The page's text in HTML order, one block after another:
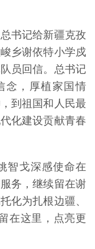
书记给新疆克孜
乡谢依特小学戍
员回信。总书记
念，厚植家国情
到祖国和人民最
化建设贡献青春
戈深感使命在
务，继续留在谢
化为扎根边疆、
在这里，点亮更